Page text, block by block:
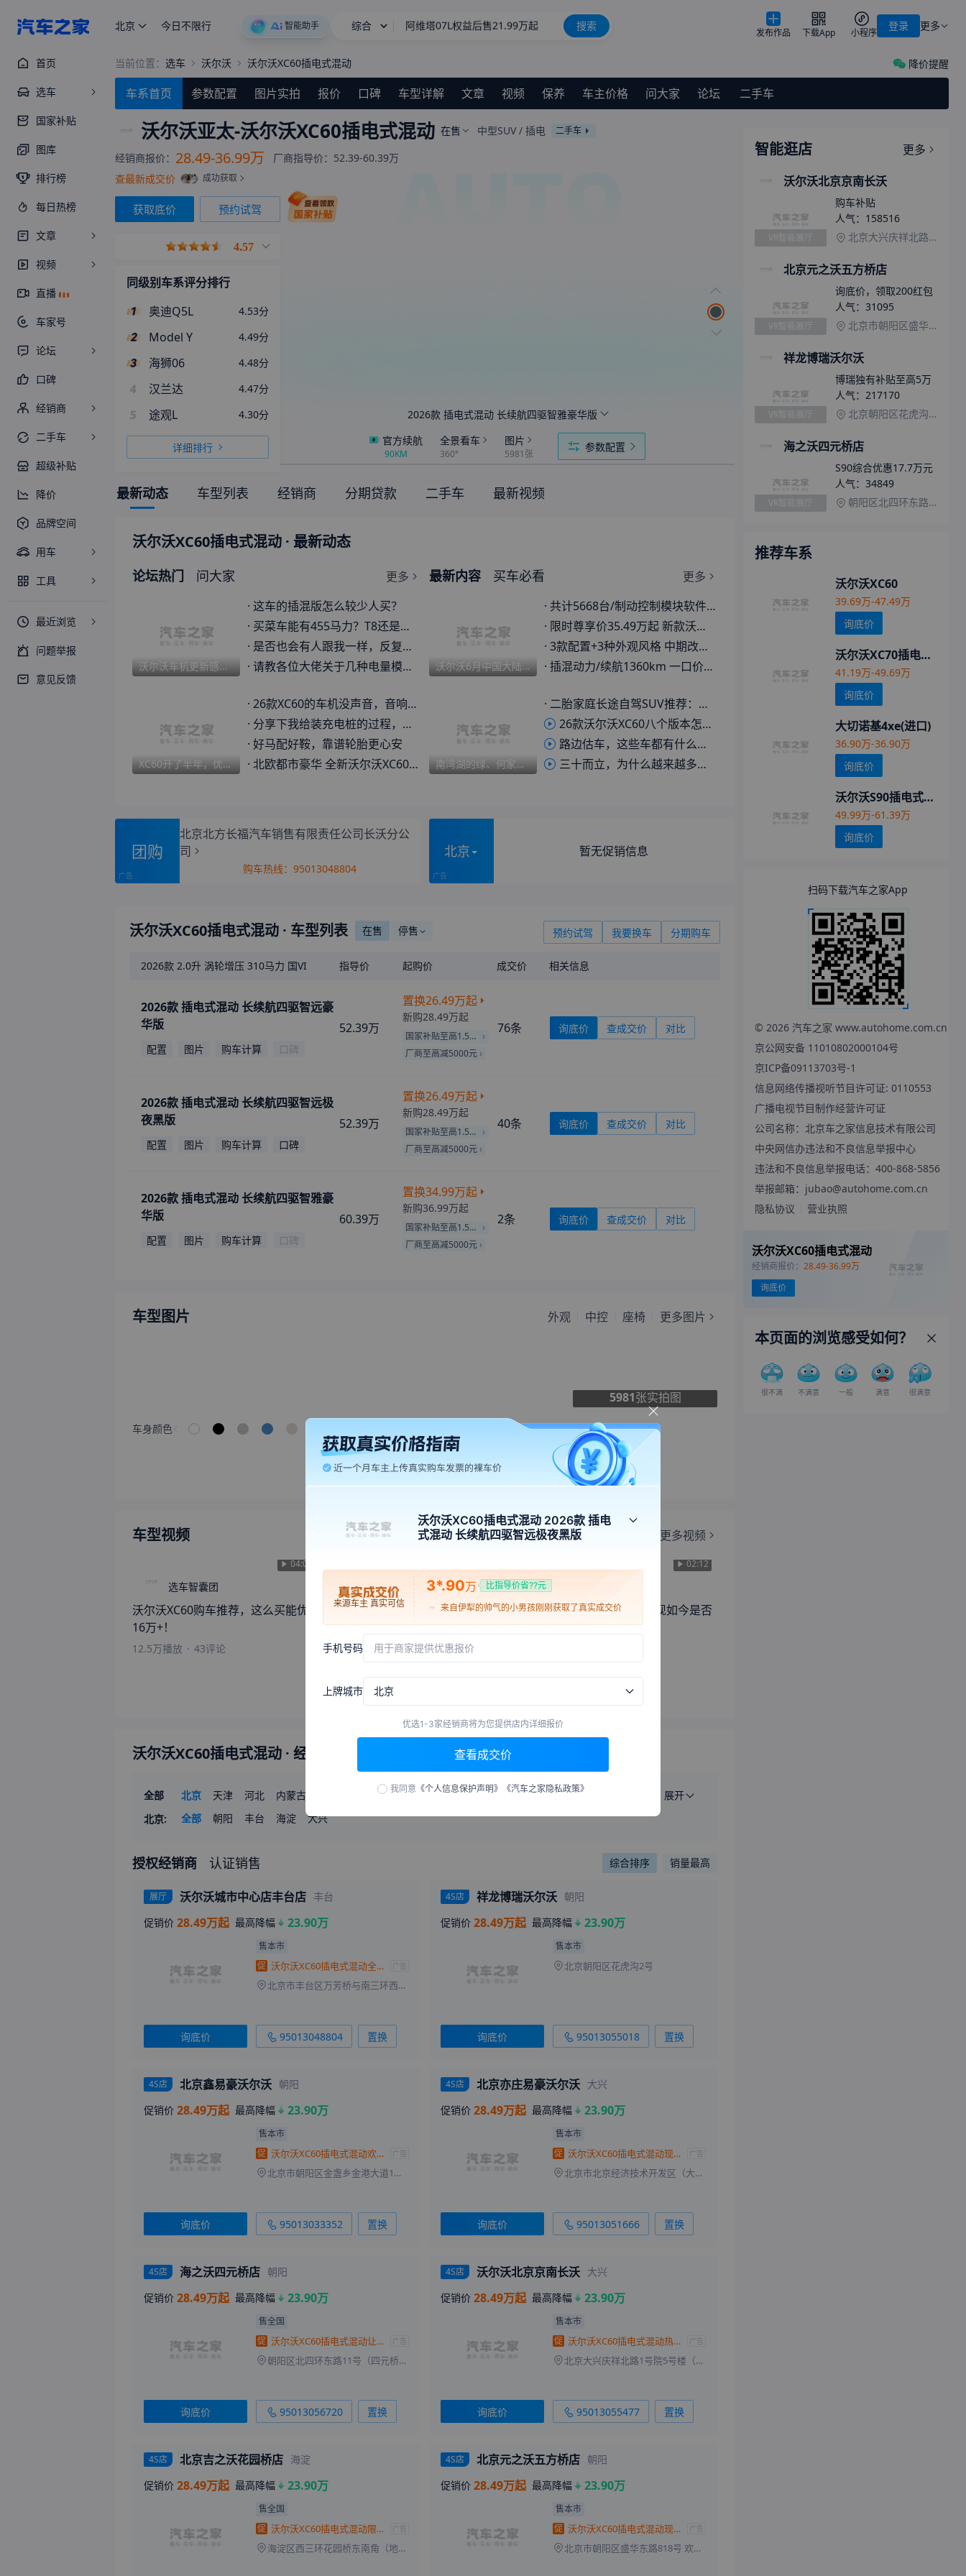
北京 今日不限行 智能助手 综合 长城H10 新车上市
阿维塔07L权益后售21.99万起
长城H10
搜索 更多
登录
发布作品 下载App 小程序
首页
选车
国家补贴
图库
排行榜
每日热榜
文章
视频
直播
车家号
论坛
口碑
经销商
二手车
超级补贴
降价
品牌空间
用车
工具
最近浏览
问题举报
意见反馈
当前位置： 选车 沃尔沃 沃尔沃XC60插电式混动 降价提醒
车系首页 参数配置 图片实拍 报价 口碑 车型详解 文章 视频 保养 车主价格 问大家 论坛 二手车
沃尔沃亚太-沃尔沃XC60插电式混动 在售 中型SUV / 插电 二手车
经销商报价： 28.49-36.99万 厂商指导价： 52.39-60.39万
查最新成交价
成功获取
获取底价 预约试驾
4.57
同级别车系评分排行
奥迪Q5L
4.53分
Model Y 4.49分
海狮06 4.48分
4 汉兰达 4.47分
5 途观L 4.30分
详细排行
2026款 插电式混动 长续航四驱智雅豪华版
官方续航
90KM
全景看车
360°
图片
5981张
参数配置
最新动态 车型列表 经销商 分期贷款 二手车 最新视频
沃尔沃XC60插电式混动 · 最新动态
论坛热门 问大家 更多
沃尔沃车机更新感受分享
· 这车的插混版怎么较少人买？
· 买菜车能有455马力？T8还是太低调了吧..
· 是否也会有人跟我一样，反复琢磨过后选了T8的
· 请教各位大佬关于几种电量模式的问题
XC60开了半年，优缺点并存，但体验不打折扣
· 26款XC60的车机没声音，音响电流噪音
· 分享下我给装充电桩的过程，给个参考
· 好马配好鞍，靠谱轮胎更心安
· 北欧都市豪华 全新沃尔沃XC60香不香？
最新内容 买车必看 更多
沃尔沃6月中国大陆地区销量13537辆 上半年累计销量70298辆
· 共计5668台/制动控制模块软件存偏差 沃尔沃旗下部分车型遭召回
· 限时尊享价35.49万起 新款沃尔沃XC60插混版车型正式上市
· 3款配置+3种外观风格 中期改款的沃尔沃XC60该怎么选？
· 插混动力/续航1360km 一口价25.49万元起 一文看懂新款沃尔沃XC60
南湾湖的绿、何家冲的简在沃尔沃XC60上都能找到与众不同纯粹
· 二胎家庭长途自驾SUV推荐：沃尔沃XC60配置深度解读
26款沃尔沃XC60八个版本怎么选？
路边估车，这些车都有什么缺点？
三十而立，为什么越来越多人最终会选沃尔沃XC60？
团购
北京北方长福汽车销售有限责任公司长沃分公
司
购车热线：95013048804
北京 暂无促销信息
沃尔沃XC60插电式混动 · 车型列表 在售 停售 预约试驾 我要换车 分期购车
2026款 2.0升 涡轮增压 310马力 国VI 指导价 起购价 成交价 相关信息
2026款 插电式混动 长续航四驱智远豪
华版
配置 图片 购车计算 口碑
52.39万
置换26.49万起
新购28.49万起
国家补贴至高1.50万
厂商至高减5000元
76条 询底价 查成交价 对比
2026款 插电式混动 长续航四驱智远极
夜黑版
配置 图片 购车计算 口碑
52.39万
置换26.49万起
新购28.49万起
国家补贴至高1.50万
厂商至高减5000元
40条 询底价 查成交价 对比
2026款 插电式混动 长续航四驱智雅豪
华版
配置 图片 购车计算 口碑
60.39万
置换34.99万起
新购36.99万起
国家补贴至高1.50万
厂商至高减5000元
2条 询底价 查成交价 对比
车型图片 外观 中控 座椅 更多图片
5981张实拍图
车身颜色
车型视频 更多视频
04:02
选车智囊团
沃尔沃XC60购车推荐，这么买能优惠
16万+！
12.5万播放 · 43评论
新车擎报站
新车抢先看！2025新款沃尔沃XC60
播放 · 155评论
02:12
「标配既满配」豪华品牌现如今是否
还值得关注？
沃尔沃XC60插电式混动 · 经销商
全部 北京 天津 河北 内蒙古 黑龙江 上海 江苏 浙江 安徽 福建 江西
河南
湖北 湖南 广东 广西 海南 重庆 四川 贵州 云南 陕西 甘肃 青海 新疆
展开
北京: 全部 朝阳 丰台 海淀 大兴
授权经销商 认证销售 综合排序 销量最高
展厅 沃尔沃城市中心店丰台店 丰台
促销价 28.49万起 最高降幅 23.90万
售本市
促
沃尔沃XC60插电式混动全系热销 优惠达23.9万 广告
北京市丰台区万芳桥与南三环西路辅路交叉口南80米
询底价 95013048804 置换
4S店 祥龙博瑞沃尔沃 朝阳
促销价 28.49万起 最高降幅 23.90万
售本市
北京朝阳区花虎沟2号
询底价 95013055018 置换
4S店 北京鑫易豪沃尔沃 朝阳
促销价 28.49万起 最高降幅 23.90万
售本市
促
沃尔沃XC60插电式混动欢迎垂询 28.49万起 广告
北京市朝阳区金盏乡金港大道1号金港汽车公园C区8号甲2号
询底价 95013033352 置换
4S店 北京亦庄易豪沃尔沃 大兴
促销价 28.49万起 最高降幅 23.90万
售本市
促
沃尔沃XC60插电式混动现优惠23.9万 欢迎垂询 广告
北京市北京经济技术开发区（大兴）万源街15号
询底价 95013051666 置换
4S店 海之沃四元桥店 朝阳
促销价 28.49万起 最高降幅 23.90万
售全国
促
沃尔沃XC60插电式混动让23.9万 欢迎到店赏车 广告
朝阳区北四环东路11号（四元桥西宜家旁）
询底价 95013056720 置换
4S店 沃尔沃北京京南长沃 大兴
促销价 28.49万起 最高降幅 23.90万
售本市
促
沃尔沃XC60插电式混动热销中 降23.9万 广告
北京大兴庆祥北路1号院5号楼（大兴·天宫院）
询底价 95013055477 置换
4S店 北京吉之沃花园桥店 海淀
促销价 28.49万起 最高降幅 23.90万
售全国
促
沃尔沃XC60插电式混动限时优惠高达23.9万元 广告
海淀区西三环花园桥东南角（地铁6号线花园桥站C出口）
4S店 北京元之沃五方桥店 朝阳
促销价 28.49万起 最高降幅 23.90万
售本市
促
沃尔沃XC60插电式混动现优惠23.9万 欢迎垂询 广告
北京市朝阳区盛华东路818号 欢乐谷往东4公里
智能逛店
更多
沃尔沃北京京南长沃
VR智能展厅
购车补贴
人气： 158516
北京大兴庆祥北路1号院5号楼（大兴·天宫院）
北京元之沃五方桥店
VR智能展厅
询底价，领取200红包
人气： 31095
北京市朝阳区盛华东路818号 欢乐谷往东4公里
祥龙博瑞沃尔沃
VR智能展厅
博瑞独有补贴至高5万
人气： 217170
北京朝阳区花虎沟2号
海之沃四元桥店
VR智能展厅
S90综合优惠17.7万元
人气： 34849
朝阳区北四环东路11号（四元桥西宜家旁）
推荐车系
沃尔沃XC60
39.69万-47.49万
询底价
沃尔沃XC70插电式混动
41.19万-49.69万
询底价
大切诺基4xe(进口)
36.90万-36.90万
询底价
沃尔沃S90插电式混动
49.99万-61.39万
询底价
扫码下载汽车之家App
© 2026汽车之家 www.autohome.com.cn
京公网安备 11010802000104号
京ICP备09113703号-1
信息网络传播视听节目许可证: 0110553
广播电视节目制作经营许可证
公司名称：北京车之家信息技术有限公司
中央网信办违法和不良信息举报中心
违法和不良信息举报电话：400-868-5856
举报邮箱：jubao@autohome.com.cn
隐私协议
营业执照
沃尔沃XC60插电式混动
经销商报价： 28.49-36.99万
询底价
本页面的浏览感受如何？
很不满 不满意 一般 满意 很满意
沃尔沃XC60插电式混动 2026款 插电
式混动 长续航四驱智远极夜黑版
来源车主 真实可信
3*.90万 比指导价省??元
来自杭州 的手机天天不离手刚刚获取了真实成交价
来自伊犁的 帅气的小男孩刚刚获取了真实成交价
来自普洱的我是你的口红刚刚获取了真实成交价
来自温州
来自衡阳的逆夏刚刚获取了真实成交价
来自南平的高考各地空间
刚刚获取了真实成交价
来自衡水 的 十里桃花 刚刚获取了真实成交价
来自阿坝 固执的坏女孩 刚刚获取了真实成交价
刚刚获取了真实成交价
杭州的手机天天不离手
刚刚获取了真实成交价
的我是你的口红
刚刚获取了真实成交价
来自温州 的心碎叻无痕刚刚获取了真实成交价
来自临高 的落花随泪绽放刚刚获取了真实成交价
刚刚获取了真实成交价
刚刚获取了真实成交价
来自中卫的Lily刚刚获取了真实成交价
来自乌兰察布的巧手专业织
刚刚获取了真实成交价
来自淮安 的甜心草霉味刚刚获取了真实成交价
来自石家庄的初夏染指忧伤刚刚获取了真实成交价
刚刚获取了真实成交价
大连的谢酥娜爱汉盛
刚刚获取了真实成交价
刚刚获取了真实成交价
的 手机天天不离手 刚刚获取了真实成交价
手机号码 用于商家提供优惠报价
上牌城市 北京
优选1-3家经销商将为您提供店内详细报价
查看成交价
我同意 《个人信息保护声明》 《汽车之家隐私政策》